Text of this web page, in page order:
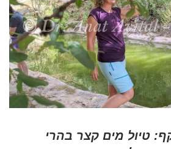
טיול מים קצר בהרי